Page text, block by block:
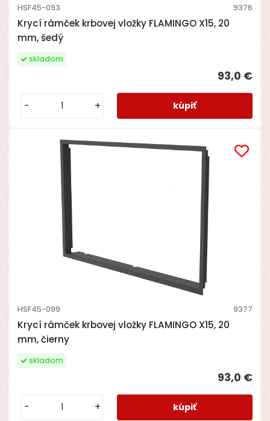
Krycí rámček krbovej vložky FLAMINGO X15, 20
mm, šedý
HSF45-093 9376
93,0 €
skladom
- +
Krycí rámček krbovej vložky FLAMINGO X15, 20
mm, čierny
HSF45-099 9377
93,0 €
skladom
- +